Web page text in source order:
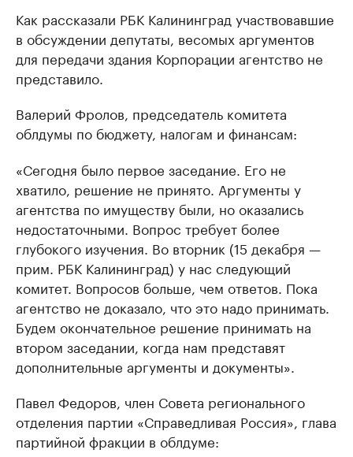
Как рассказали РБК Калининград участвовавшие
в обсуждении депутаты, весомых аргументов
для передачи здания Корпорации агентство не
представило.
Валерий Фролов, председатель комитета
облдумы по бюджету, налогам и финансам:
«Сегодня было первое заседание. Его не
хватило, решение не принято. Аргументы у
агентства по имуществу были, но оказались
недостаточными. Вопрос требует более
глубокого изучения. Во вторник (15 декабря —
прим. РБК Калининград) у нас следующий
комитет. Вопросов больше, чем ответов. Пока
агентство не доказало, что это надо принимать.
Будем окончательное решение принимать на
втором заседании, когда нам представят
дополнительные аргументы и документы».
Павел Федоров, член Совета регионального
отделения партии «Справедливая Россия», глава
партийной фракции в облдуме: